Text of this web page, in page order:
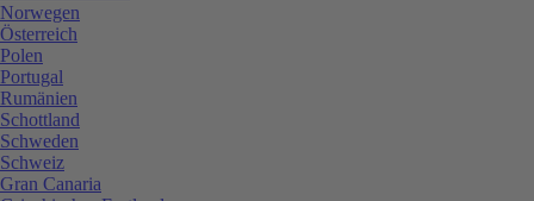
Norwegen
Österreich
Polen
Portugal
Rumänien
Schottland
Schweden
Schweiz
Gran Canaria